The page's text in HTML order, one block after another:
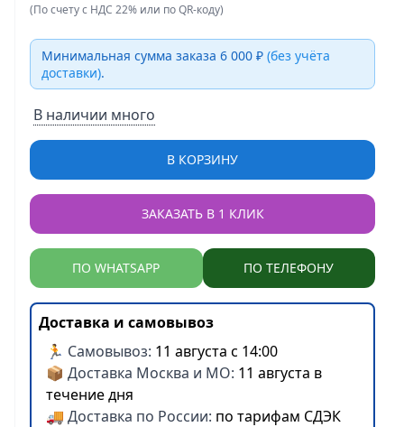
(По счету с НДС 22% или по QR-коду)
Минимальная сумма заказа 6 000 ₽ (без учёта
доставки).
В наличии много
В КОРЗИНУ
ЗАКАЗАТЬ В 1 КЛИК
ПО WHATSAPP ПО ТЕЛЕФОНУ
Доставка и самовывоз
🏃 Самовывоз: 11 августа с 14:00
📦 Доставка Москва и МО: 11 августа в
течение дня
🚚 Доставка по России: по тарифам СДЭК